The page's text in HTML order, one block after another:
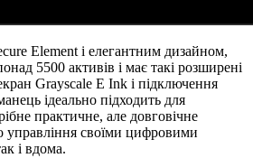
Element і елегантним дизайном,
5500 активів і має такі розширені
Grayscale E Ink і підключення
ідеально підходить для
практичне, але довговічне
управління своїми цифровими
і вдома.